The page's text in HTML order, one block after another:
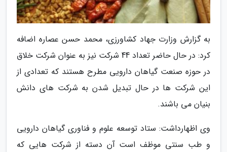
به گزارش وزارت جهاد کشاورزی، محمد حسن عصاره اضافه
کرد: در حال حاضر تعداد 44 شرکت نیز به عنوان شرکت خلاق
در حوزه صنعت گیاهان دارویی مطرح هستند که تعدادی از
این شرکت ها در حال تبدیل شدن به شرکت های دانش
بنیان می باشند.
وی اظهارداشت: ستاد توسعه علوم و فناوری گیاهان دارویی
و طب سنتی موظف است آن دسته از شرکت هایی که